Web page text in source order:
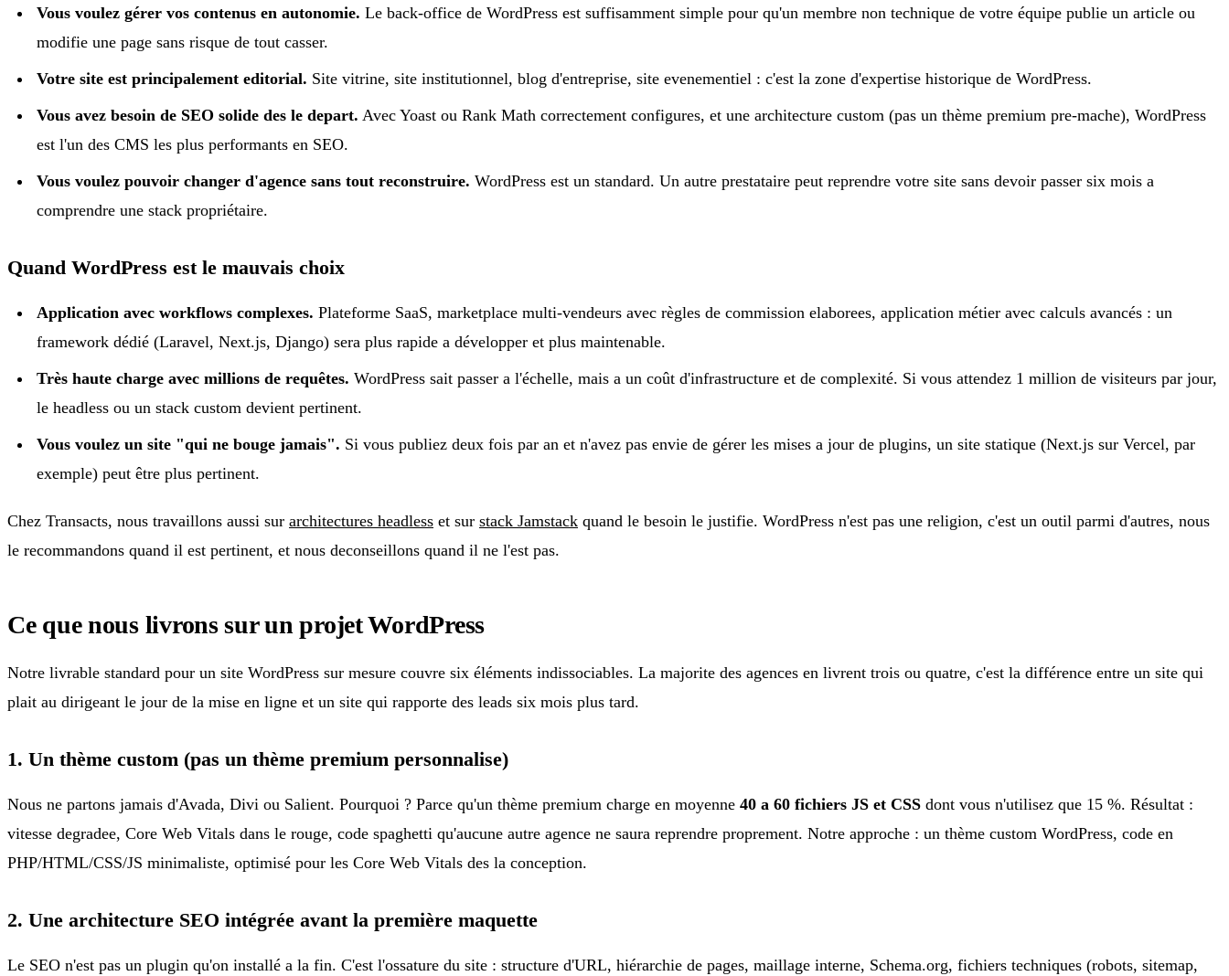
Vous voulez gérer vos contenus en autonomie. Le back-office de WordPress est suffisamment simple pour qu'un membre non technique de votre équipe publie un article ou
modifie une page sans risque de tout casser.
Votre site est principalement editorial. Site vitrine, site institutionnel, blog d'entreprise, site evenementiel : c'est la zone d'expertise historique de WordPress.
Vous avez besoin de SEO solide des le depart. Avec Yoast ou Rank Math correctement configures, et une architecture custom (pas un thème premium pre-mache), WordPress
est l'un des CMS les plus performants en SEO.
Vous voulez pouvoir changer d'agence sans tout reconstruire. WordPress est un standard. Un autre prestataire peut reprendre votre site sans devoir passer six mois a
comprendre une stack propriétaire.
Quand WordPress est le mauvais choix
Application avec workflows complexes. Plateforme SaaS, marketplace multi-vendeurs avec règles de commission elaborees, application métier avec calculs avancés : un
framework dédié (Laravel, Next.js, Django) sera plus rapide a développer et plus maintenable.
Très haute charge avec millions de requêtes. WordPress sait passer a l'échelle, mais a un coût d'infrastructure et de complexité. Si vous attendez 1 million de visiteurs par jour,
le headless ou un stack custom devient pertinent.
Vous voulez un site "qui ne bouge jamais". Si vous publiez deux fois par an et n'avez pas envie de gérer les mises a jour de plugins, un site statique (Next.js sur Vercel, par
exemple) peut être plus pertinent.
Chez Transacts, nous travaillons aussi sur architectures headless et sur stack Jamstack quand le besoin le justifie. WordPress n'est pas une religion, c'est un outil parmi d'autres, nous
le recommandons quand il est pertinent, et nous deconseillons quand il ne l'est pas.
Ce que nous livrons sur un projet WordPress
Notre livrable standard pour un site WordPress sur mesure couvre six éléments indissociables. La majorite des agences en livrent trois ou quatre, c'est la différence entre un site qui
plait au dirigeant le jour de la mise en ligne et un site qui rapporte des leads six mois plus tard.
1. Un thème custom (pas un thème premium personnalise)
Nous ne partons jamais d'Avada, Divi ou Salient. Pourquoi ? Parce qu'un thème premium charge en moyenne 40 a 60 fichiers JS et CSS dont vous n'utilisez que 15 %. Résultat :
vitesse degradee, Core Web Vitals dans le rouge, code spaghetti qu'aucune autre agence ne saura reprendre proprement. Notre approche : un thème custom WordPress, code en
PHP/HTML/CSS/JS minimaliste, optimisé pour les Core Web Vitals des la conception.
2. Une architecture SEO intégrée avant la première maquette
Le SEO n'est pas un plugin qu'on installé a la fin. C'est l'ossature du site : structure d'URL, hiérarchie de pages, maillage interne, Schema.org, fichiers techniques (robots, sitemap,